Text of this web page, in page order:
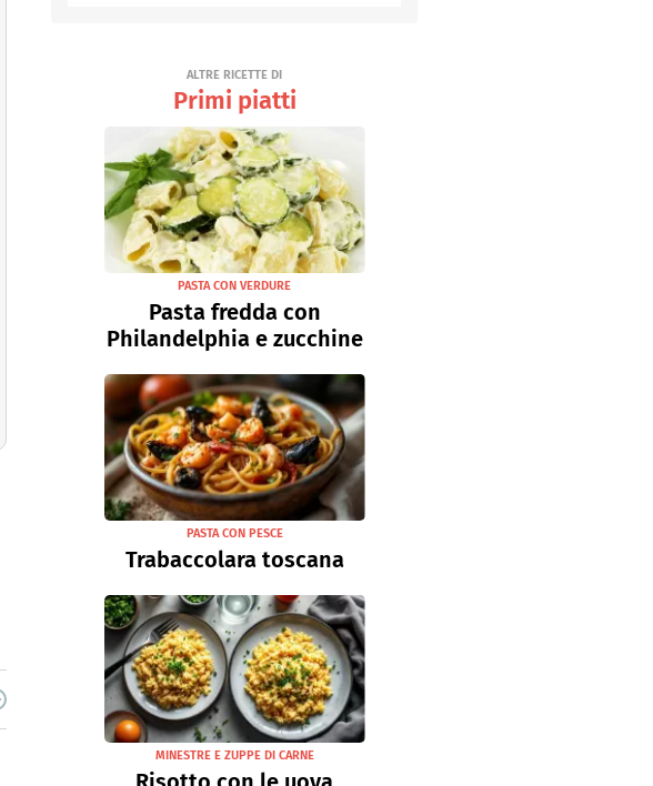
ALTRE RICETTE DI
Primi piatti
PASTA CON VERDURE
Pasta fredda con
Philandelphia e zucchine
PASTA CON PESCE
Trabaccolara toscana
MINESTRE E ZUPPE DI CARNE